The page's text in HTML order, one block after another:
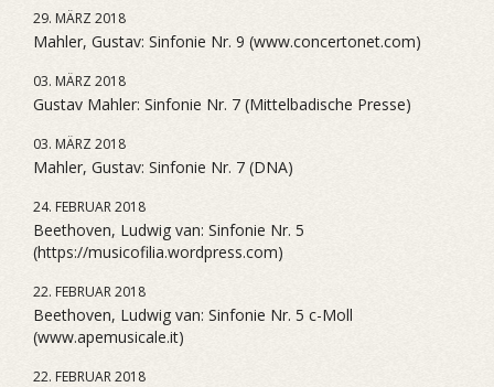
29. MÄRZ 2018
Mahler, Gustav: Sinfonie Nr. 9 (www.concertonet.com)
03. MÄRZ 2018
Gustav Mahler: Sinfonie Nr. 7 (Mittelbadische Presse)
03. MÄRZ 2018
Mahler, Gustav: Sinfonie Nr. 7 (DNA)
24. FEBRUAR 2018
Beethoven, Ludwig van: Sinfonie Nr. 5
(https://musicofilia.wordpress.com)
22. FEBRUAR 2018
Beethoven, Ludwig van: Sinfonie Nr. 5 c-Moll
(www.apemusicale.it)
22. FEBRUAR 2018